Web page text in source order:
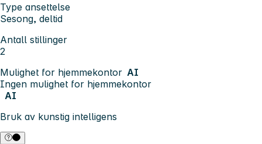
Type ansettelse
Sesong, deltid
Antall stillinger
2
Mulighet for hjemmekontor AI
Ingen mulighet for hjemmekontor
AI
Bruk av kunstig intelligens